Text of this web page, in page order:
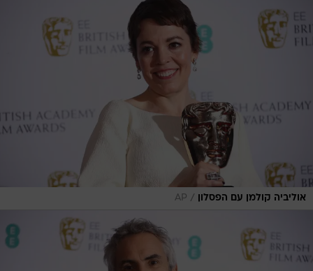
אוליביה קולמן עם הפסלון /
AP